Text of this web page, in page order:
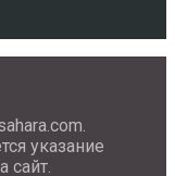
указание
сайт.